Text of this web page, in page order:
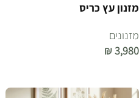
מזנון עץ כריס
מזנונים
₪3,980